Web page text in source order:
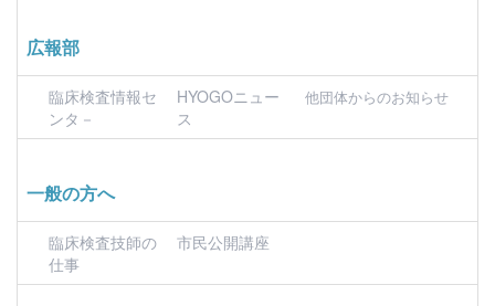
広報部
臨床検査情報セ
ンタ－
HYOGOニュー
ス
他団体からのお知らせ
一般の方へ
臨床検査技師の
仕事
市民公開講座